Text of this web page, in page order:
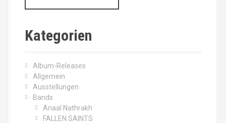
a
c
h
Kategorien
Album-Releases
Allgemein
Ausstellungen
Bands
Anaal Nathrakh
FALLEN SAINTS